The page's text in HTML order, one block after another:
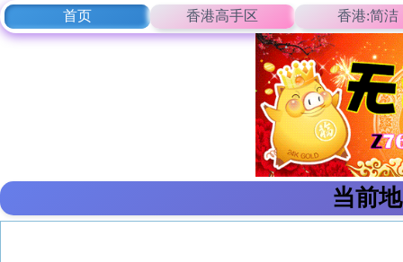
首页 香港高手区 香港:简洁
当前